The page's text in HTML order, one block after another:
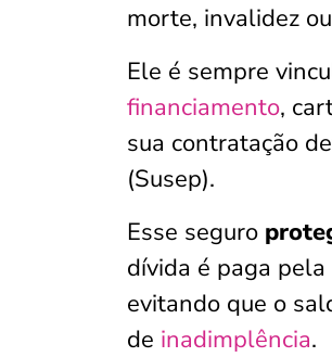
morte, invalidez
Ele é sempre
financiamento,
sua contratação
(Susep).
Esse seguro
dívida é paga
evitando que o
de inadimplência.